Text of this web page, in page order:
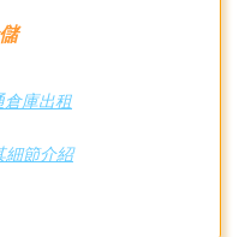
庫出租
細節介紹